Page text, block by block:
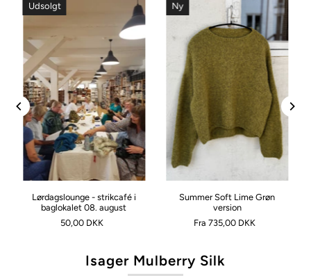
Udsolgt
Lørdagslounge - strikcafé i
baglokalet 08. august
50,00 DKK
Ny
Summer Soft Lime Grøn
version
Fra 735,00 DKK
Isager Mulberry Silk